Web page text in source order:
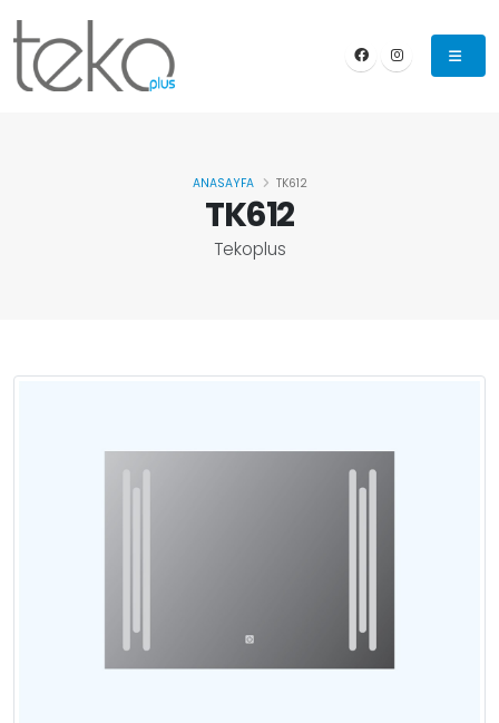
TK612
Tekoplus
ANASAYFA TK612